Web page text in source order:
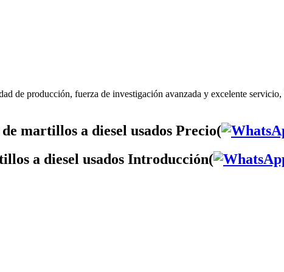
de producción, fuerza de investigación avanzada y excelente
martillos a diesel usados Precio(
a diesel usados Introducción(